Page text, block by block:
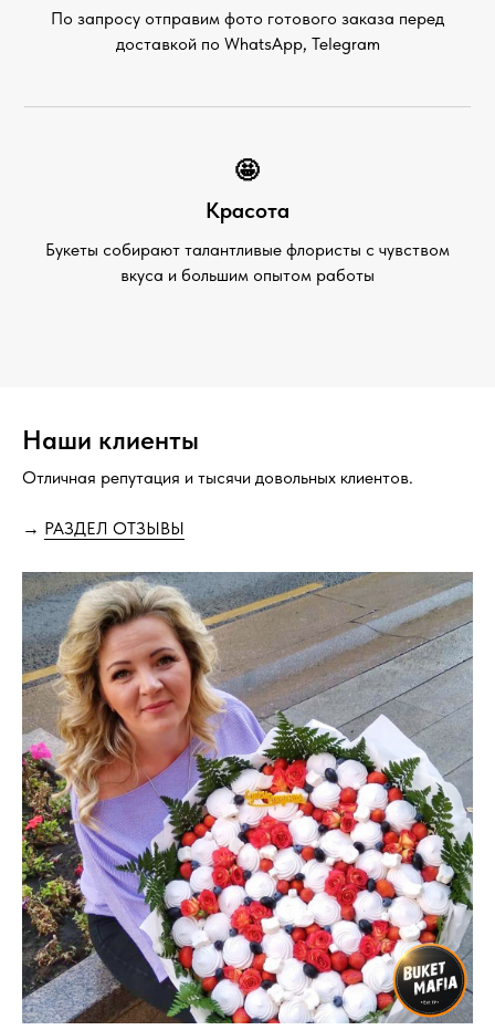
По запросу отправим фото готового заказа перед
доставкой по WhatsApp, Telegram
🤩
Красота
Букеты собирают талантливые флористы с чувством
вкуса и большим опытом работы
Наши клиенты
Отличная репутация и тысячи довольных клиентов.
→ РАЗДЕЛ ОТЗЫВЫ